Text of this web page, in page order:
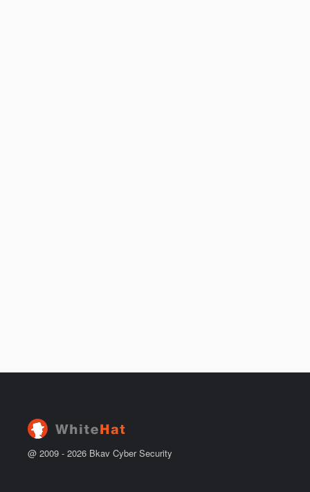
@ 2009 - 2026 Bkav Cyber Security